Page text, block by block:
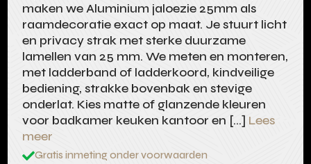
maken we Aluminium jaloezie 25mm als
raamdecoratie exact op maat. Je stuurt licht
en privacy strak met sterke duurzame
lamellen van 25 mm. We meten en monteren,
met ladderband of ladderkoord, kindveilige
bediening, strakke bovenbak en stevige
onderlat. Kies matte of glanzende kleuren
voor badkamer keuken kantoor en […] Lees
meer
Gratis inmeting onder voorwaarden